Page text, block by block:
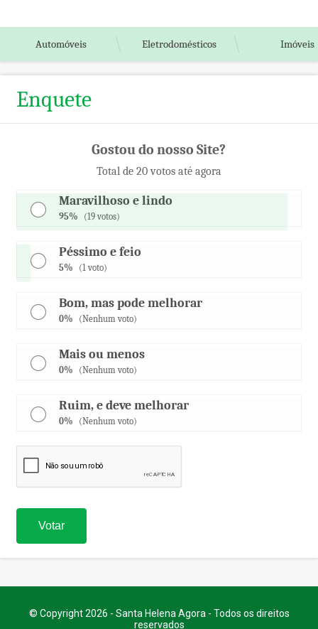
Automóveis Eletrodomésticos Imóveis
Enquete
Gostou do nosso Site?
Total de 20 votos até agora
Maravilhoso e lindo
95% (19 votos)
Péssimo e feio
5% (1 voto)
Bom, mas pode melhorar
0% (Nenhum voto)
Mais ou menos
0% (Nenhum voto)
Ruim, e deve melhorar
0% (Nenhum voto)
© Copyright 2026 - Santa Helena Agora - Todos os direitos
reservados